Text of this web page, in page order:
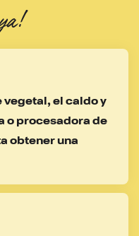
el caldo y
o procesadora de
obtener una